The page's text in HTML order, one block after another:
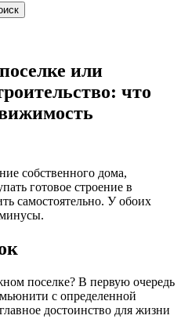
или
что
собственного дома,
готовое строение в
самостоятельно. У обоих
поселке? В первую очередь
с определенной
достоинство для жизни